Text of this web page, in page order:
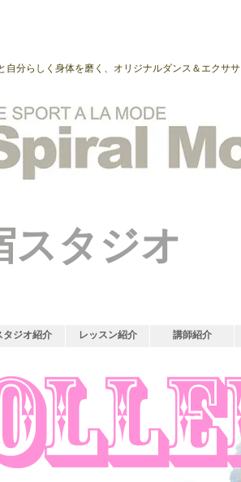
自分らしく身体を磨く、オリジナルダンス＆エクサ
スタジオ
タジオ紹介 レッスン紹介 講師紹介